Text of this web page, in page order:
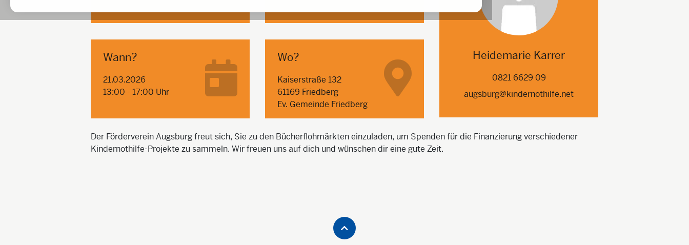
Wann?
21.03.2026
13:00 - 17:00 Uhr
Wo?
Kaiserstraße 132
61169 Friedberg
Ev. Gemeinde Friedberg
Heidemarie Karrer
0821 6629 09
augsburg@kindernothilfe.net
Der Förderverein Augsburg freut sich, Sie zu den Bücherflohmärkten einzuladen, um Spenden für die Finanzierung verschiedener
Kindernothilfe-Projekte zu sammeln. Wir freuen uns auf dich und wünschen dir eine gute Zeit.